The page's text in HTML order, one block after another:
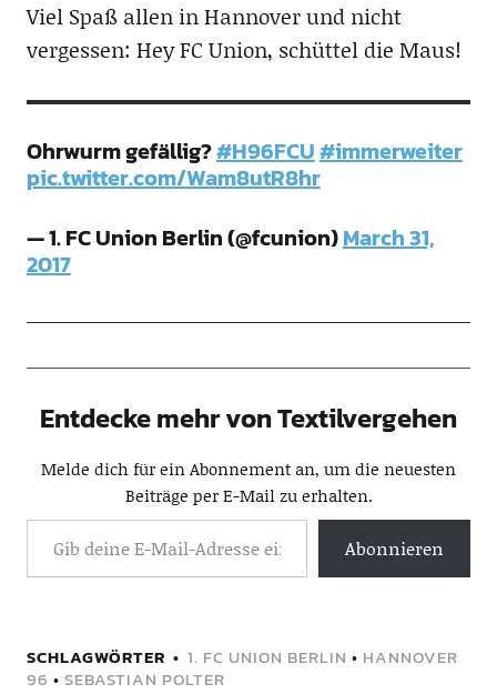
Viel Spaß allen in Hannover und nicht
vergessen: Hey FC Union, schüttel die Maus!
Ohrwurm gefällig?#H96FCU#immerweiter
pic.twitter.com/Wam8utR8hr
— 1. FC Union Berlin (@fcunion)March 31,
2017
Entdecke mehr von Textilvergehen
Melde dich für ein Abonnement an, um die neuesten
Beiträge per E-Mail zu erhalten.
Abonnieren
SCHLAGWÖRTER 1. FC UNION BERLIN • HANNOVER
96 • SEBASTIAN POLTER